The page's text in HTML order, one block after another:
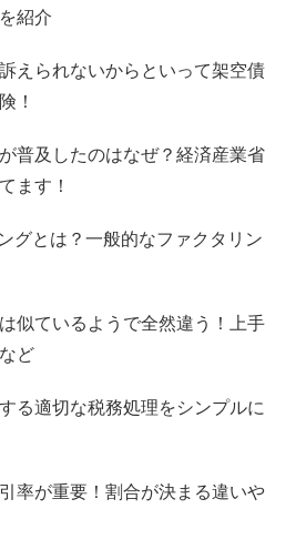
紹介
えられないからといって架空債
！
普及したのはなぜ？経済産業省
ます！
グとは？一般的なファクタリン
似ているようで全然違う！上手
ど
る適切な税務処理をシンプルに
率が重要！割合が決まる違いや